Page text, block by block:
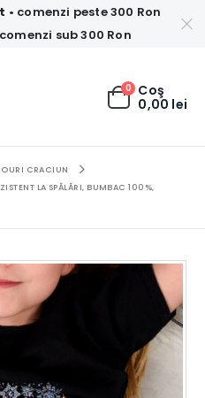
• comenzi peste 300 Ron
comenzi sub 300 Ron
0 Coş
0,00 lei
CRACIUN
LA SPĂLĂRI, BUMBAC 100%,